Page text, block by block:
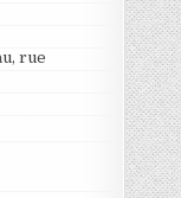
rue